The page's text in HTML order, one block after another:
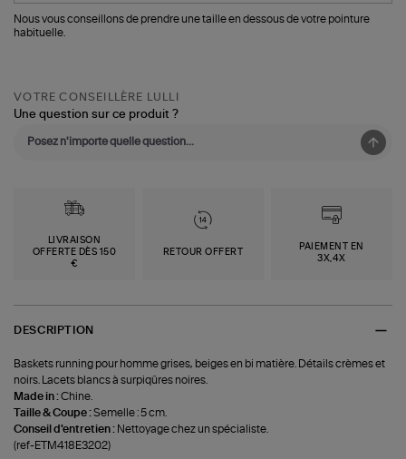
Nous vous conseillons de prendre une taille en dessous de votre pointure
habituelle.
VOTRE CONSEILLÈRE LULLI
Une question sur ce produit ?
LIVRAISON
OFFERTE DÈS 150
€
RETOUR OFFERT
PAIEMENT EN
3X,4X
DESCRIPTION
Baskets running pour homme grises, beiges en bi matière. Détails crèmes et
noirs. Lacets blancs à surpiqûres noires.
Made in :Chine.
Taille & Coupe :Semelle : 5 cm.
Conseil d'entretien : Nettoyage chez un spécialiste.
(ref-ETM418E3202)